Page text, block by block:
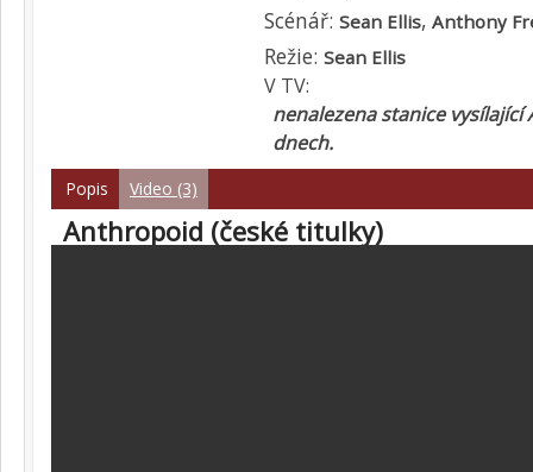
Scénář: Sean Ellis, Anthony
Režie: Sean Ellis
V TV:
nenalezena stanice
dnech.
Popis Video (3)
Anthropoid (české titulky)